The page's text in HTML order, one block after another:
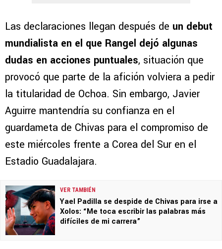
Las declaraciones llegan después de un debut
mundialista en el que Rangel dejó algunas
dudas en acciones puntuales, situación que
provocó que parte de la afición volviera a pedir
la titularidad de Ochoa. Sin embargo, Javier
Aguirre mantendría su confianza en el
guardameta de Chivas para el compromiso de
este miércoles frente a Corea del Sur en el
Estadio Guadalajara.
VER TAMBIÉN
Yael Padilla se despide de Chivas para irse a
Xolos: “Me toca escribir las palabras más
difíciles de mi carrera”